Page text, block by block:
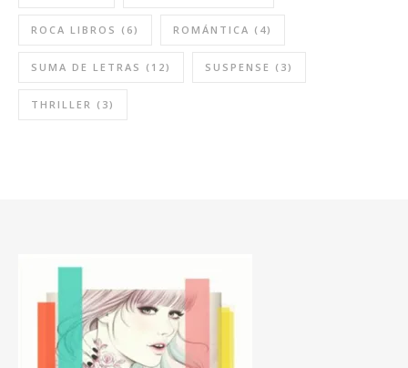
ROCA LIBROS (6) ROMÁNTICA (4)
SUMA DE LETRAS (12) SUSPENSE (3)
THRILLER (3)